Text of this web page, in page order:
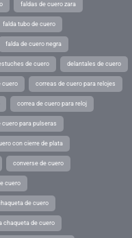
faldas de cuero zara
falda tubo de cuero
falda de cuero negra
de cuero delantales de cuero
cuero correas de cuero para relojes
correa de cuero para reloj
cuero para pulseras
con cierre de plata
converse de cuero
cuero
de cuero
chaqueta de cuero